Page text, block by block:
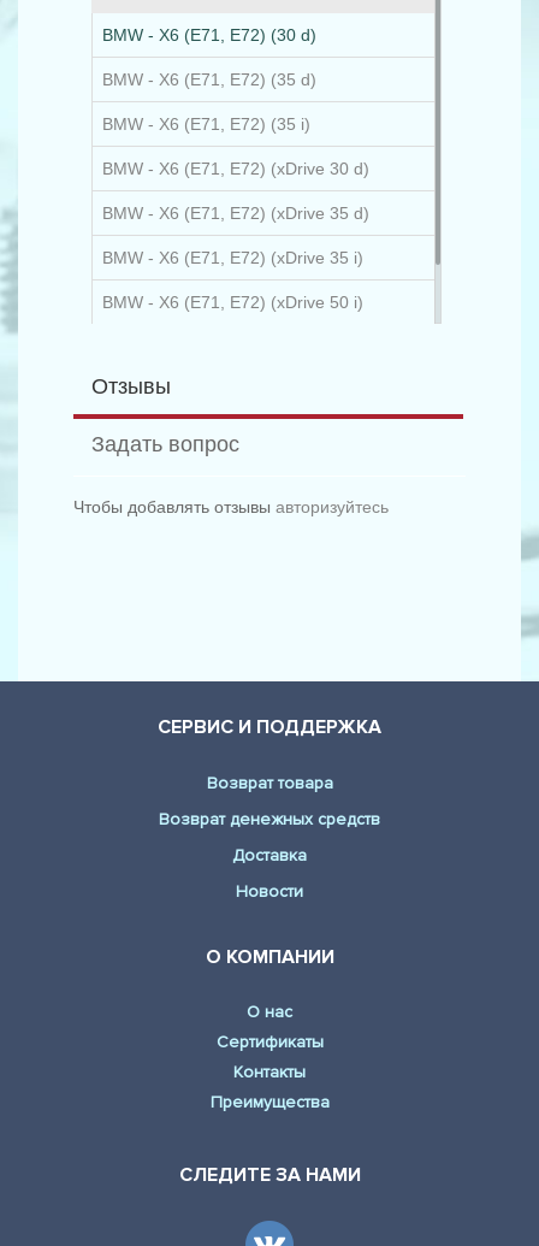
BMW - X6 (E71, E72) (30 d)
BMW - X6 (E71, E72) (35 d)
BMW - X6 (E71, E72) (35 i)
BMW - X6 (E71, E72) (xDrive 30 d)
BMW - X6 (E71, E72) (xDrive 35 d)
BMW - X6 (E71, E72) (xDrive 35 i)
BMW - X6 (E71, E72) (xDrive 50 i)
Отзывы
Задать вопрос
Чтобы добавлять отзывы авторизуйтесь
СЕРВИС И ПОДДЕРЖКА
Возврат товара
Возврат денежных средств
Доставка
Новости
О КОМПАНИИ
О нас
Сертификаты
Контакты
Преимущества
СЛЕДИТЕ ЗА НАМИ